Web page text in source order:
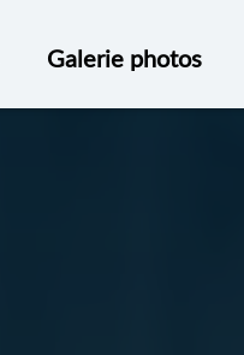
Galerie photos